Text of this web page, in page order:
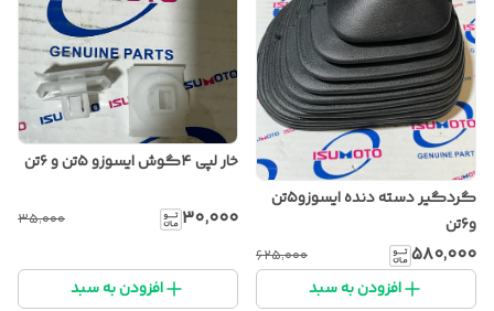
گردگیر دسته دنده ایسوزو۵تن
و۶تن
۵۸۰٬۰۰۰ ۶۲۵٬۰۰۰
افزودن به سبد
خار لپی ۴گوش ایسوزو ۵تن و ۶تن
۳۰٬۰۰۰ ۳۵٬۰۰۰
افزودن به سبد